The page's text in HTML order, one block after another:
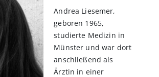
Andrea Liesemer,
geboren 1965,
studierte Medizin in
Münster und war dort
anschließend als
Ärztin in einer